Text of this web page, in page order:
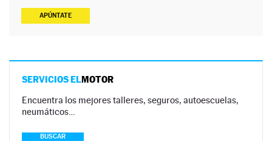
APÚNTATE
SERVICIOS ELMOTOR
Encuentra los mejores talleres, seguros, autoescuelas,
neumáticos…
BUSCAR